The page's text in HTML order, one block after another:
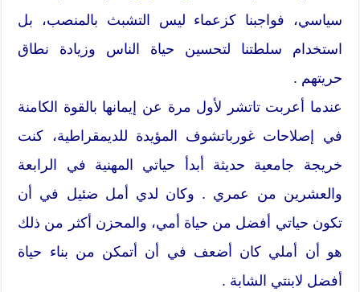
سياسي، فواجبنا كزعماء ليس التشبث بالمنصب، بل
استخدام سلطتنا لتحسين حياة الناس وزيادة نطاق
حريتهم .
عندما أعربت تاتشر لأول مرة عن إيمانها بالقوة الكامنة
في إصلاحات غورباتشوف المؤيدة للديمقراطية، كنت
خريجة جامعية حديثة أبدأ حياتي المهنية في الرابعة
والعشرين من عمري . وكان لدي أمل ضئيل في أن
تكون حياتي أفضل من حياة أمي، والمحزن أكثر من ذلك
هو أن أملي كان أضعف في أن أتمكن من بناء حياة
أفضل لابنتي الشابة .